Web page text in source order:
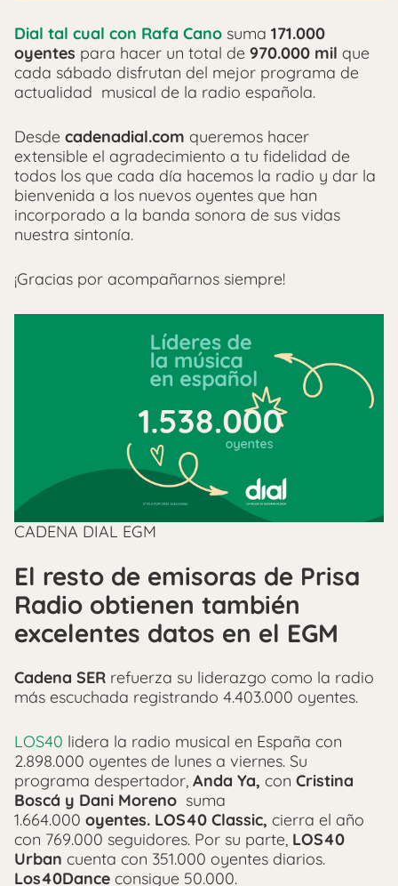
Dial tal cual con Rafa Cano suma 171.000
oyentes para hacer un total de 970.000 mil que
cada sábado disfrutan del mejor programa de
actualidad musical de la radio española.
Desde cadenadial.com queremos hacer
extensible el agradecimiento a tu fidelidad de
todos los que cada día hacemos la radio y dar la
bienvenida a los nuevos oyentes que han
incorporado a la banda sonora de sus vidas
nuestra sintonía.
¡Gracias por acompañarnos siempre!
CADENA DIAL EGM
El resto de emisoras de Prisa
Radio obtienen también
excelentes datos en el EGM
Cadena SER refuerza su liderazgo como la radio
más escuchada registrando 4.403.000 oyentes.
LOS40 lidera la radio musical en España con
2.898.000 oyentes de lunes a viernes. Su
programa despertador, Anda Ya, con Cristina
Boscá y Dani Moreno suma
1.664.000 oyentes. LOS40 Classic, cierra el año
con 769.000 seguidores. Por su parte, LOS40
Urban cuenta con 351.000 oyentes diarios.
Los40Dance consigue 50.000.